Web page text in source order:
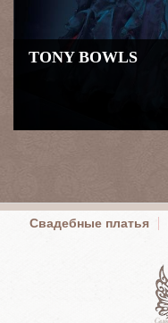
TONY BOWLS
Свадебные платья